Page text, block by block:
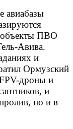
авиабазы
объекты ПВО
Авива.
и
Ормузский
дроны и
и
но и в